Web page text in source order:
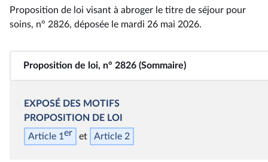
Proposition de loi visant à abroger le titre de séjour pour
soins, n° 2826, déposée le mardi 26 mai 2026.
Proposition de loi, n° 2826 (Sommaire)
EXPOSÉ DES MOTIFS
PROPOSITION DE LOI
Article 1er Article 2